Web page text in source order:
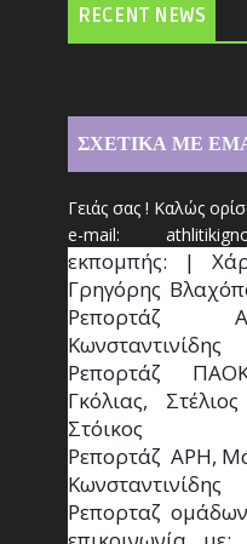
RECENT NEWS
ΣΧΕΤΙΚΑ ΜΕ
Γειάς σας ! Καλώς
e-mail: athlit
εκπομπής: |
Γρηγόρης
Ρεπορτάζ
Ρεπορτάζ
Γκόλιας,
Στόικος
Ρεπορτάζ  ΑΡΗ,
Κωνσταντινίδης
Ρεπορταζ